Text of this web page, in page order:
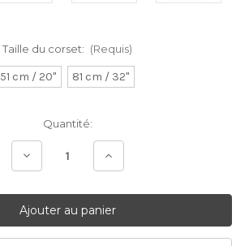
Taille du corset: (Requis)
51 cm / 20" 81 cm / 32"
Quantité:
Diminuer Augmenter